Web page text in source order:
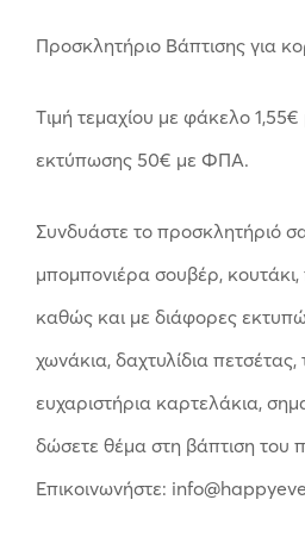
Προσκλητήριο Βάπτισης για
Tιμή τεμαχίου με φάκελο 1,55€
εκτύπωσης 50€ με ΦΠΑ.
Συνδυάστε το προσκλητήριό
μπομπονιέρα σουβέρ, κουτάκι,
καθώς και με διάφορες
χωνάκια, δαχτυλίδια
ευχαριστήρια καρτελάκια,
δώσετε θέμα στη βάπτιση του
Επικοινωνήστε: